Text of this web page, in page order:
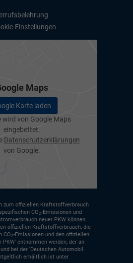
Einstellungen
Maps
Karte laden
wird von Google Maps
eingebettet.
Datenschutzerklärungen
von Google.
zum offiziellen Kraftstoffverbrauch
CO2-Emissionen und
neuer PKW können
offiziellen Kraftstoffverbrauch, die
CO2-Emissionen und den offiziellen
PKW' entnommen werden, der an
bei der 'Deutschen Automobil
erhältlich ist unter